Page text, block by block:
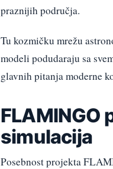
praznijih područja.
Tu kozmičku mrežu
modeli podudaraju sa
glavnih pitanja moderne
FLAMINGO
simulacija
Posebnost projekta